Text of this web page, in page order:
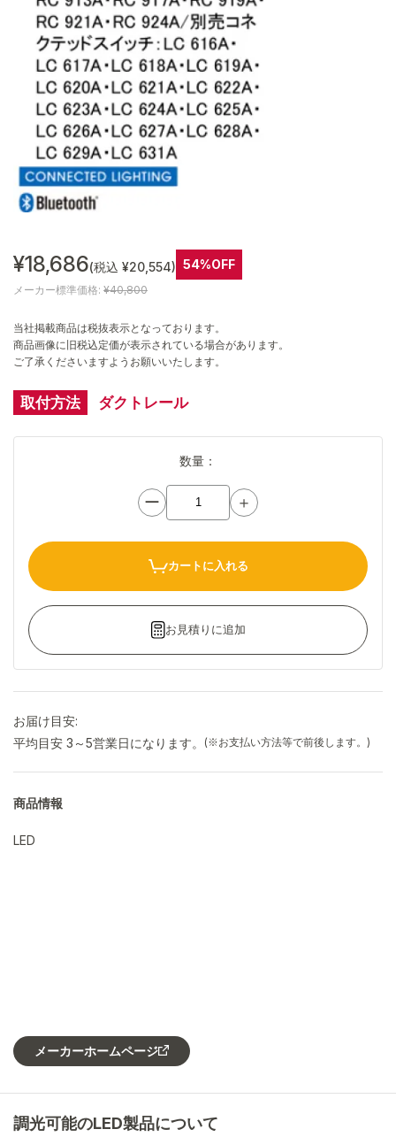
¥18,686(税込 ¥20,554) 54%OFF
メーカー標準価格: ¥40,800
当社掲載商品は税抜表示となっております。
商品画像に旧税込定価が表示されている場合があります。
ご了承くださいますようお願いいたします。
取付方法 ダクトレール
数量：
ー ＋
カートに入れる
お見積りに追加
お届け目安:
平均目安 3～5営業日になります。
(※お支払い方法等で前後します。)
商品情報
LED
メーカーホームページ
調光可能のLED製品について